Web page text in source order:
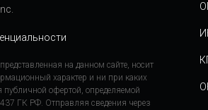
на данном сайте, носит
характер и ни при каких
публичной офертой, определяемой
ГК РФ. Отправляя сведения через